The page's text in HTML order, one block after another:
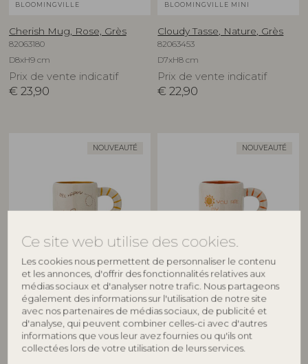
Ce site web utilise des cookies.
Les cookies nous permettent de personnaliser le contenu
et les annonces, d'offrir des fonctionnalités relatives aux
médias sociaux et d'analyser notre trafic. Nous partageons
également des informations sur l'utilisation de notre site
avec nos partenaires de médias sociaux, de publicité et
d'analyse, qui peuvent combiner celles-ci avec d'autres
informations que vous leur avez fournies ou qu'ils ont
collectées lors de votre utilisation de leurs services.
BLOOMINGVILLE
Cherish Mug, Rose, Grès
82063180
D8xH9 cm
Prix de vente indicatif
€ 23,90
BLOOMINGVILLE MINI
Cloudy Tasse, Nature, Grès
82063453
D7xH8 cm
Prix de vente indicatif
€ 22,90
NOUVEAUTÉ
BLOOMINGVILLE MINI
Cloudy Tasse, Nature, Grès
82063454
D7xH8 cm
Prix de vente indicatif
22,90
NOUVEAUTÉ
BLOOMINGVILLE MINI
Cloudy Tasse, Nature, Grès
82063455
D7xH8 cm
Prix de vente indicatif
€ 22,90